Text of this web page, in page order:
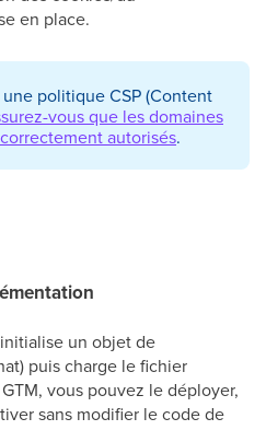
en place.
politique CSP (Content
vous que les domaines
autorisés.
un objet de
puis charge le fichier
vous pouvez le déployer,
sans modifier le code de